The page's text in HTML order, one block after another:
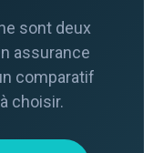
sont deux
assurance
comparatif
choisir.